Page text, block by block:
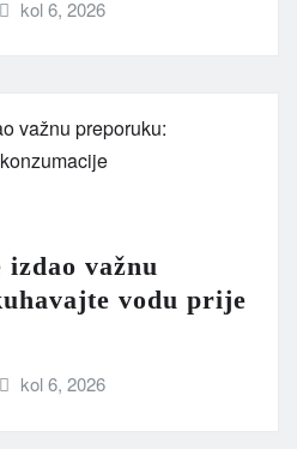
kol 6, 2026
izdao važnu
vodu prije
kol 6, 2026